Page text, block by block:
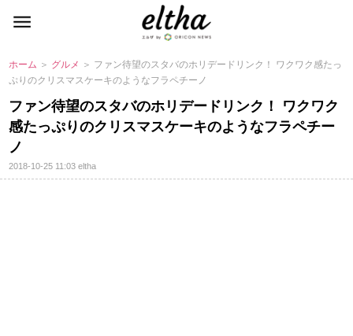
ホーム ＞ グルメ ＞ ファン待望のスタバのホリデードリンク！ ワクワク感たっ
ぷりのクリスマスケーキのようなフラペチーノ
ファン待望のスタバのホリデードリンク！ ワクワク
感たっぷりのクリスマスケーキのようなフラペチー
ノ
2018-10-25 11:03eltha